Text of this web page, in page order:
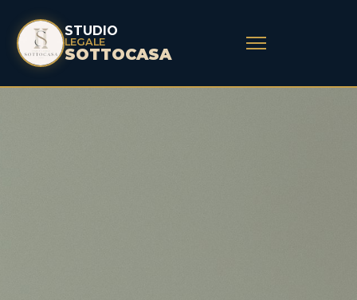
STUDIO
LEGALE
SOTTOCASA